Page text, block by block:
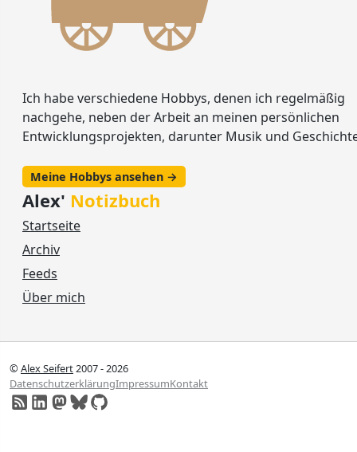
Ich habe verschiedene Hobbys, denen ich regelmäßig
nachgehe, neben der Arbeit an meinen persönlichen
Entwicklungsprojekten, darunter Musik und
Meine Hobbys ansehen →
Alex' Notizbuch
Startseite
Archiv
Feeds
Über mich
© Alex Seifert2007 - 2026
DatenschutzerklärungImpressumKontakt